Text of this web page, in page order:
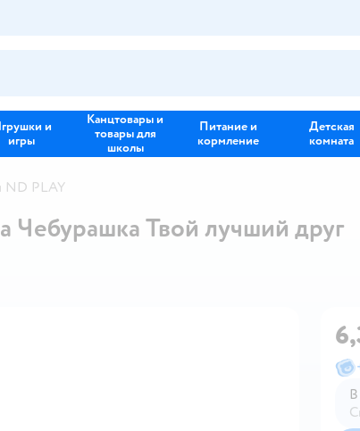
и
игры
Канцтовары и
товары для
школы
Питание и
кормление
Детская
комната
ND PLAY
Чебурашка Твой лучший друг